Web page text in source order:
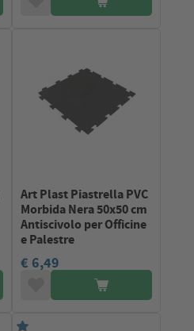
Art Plast Piastrella PVC
Morbida Nera 50x50 cm
Antiscivolo per Officine
e Palestre
€ 6,49